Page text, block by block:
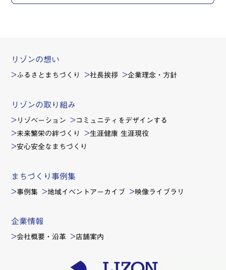
リゾンの想い
ふるさとまちづくり 社長挨拶 企業理念・方針
リゾンの取り組み
リゾベーション コミュニティをデザインする
未来繁栄の絆づくり 生涯健康 生涯現役
安心安全なまちづくり
まちづくり事例集
事例集 地域イベントアーカイブ 映像ライブラリ
企業情報
会社概要・沿革 店舗案内